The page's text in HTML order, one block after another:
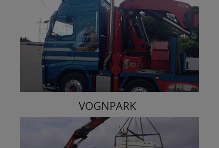
VOGNPARK